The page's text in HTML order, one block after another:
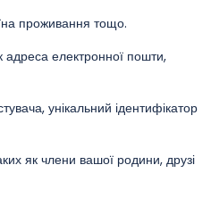
проживання тощо.
адреса електронної пошти,
унікальний ідентифікатор
як члени вашої родини, друзі